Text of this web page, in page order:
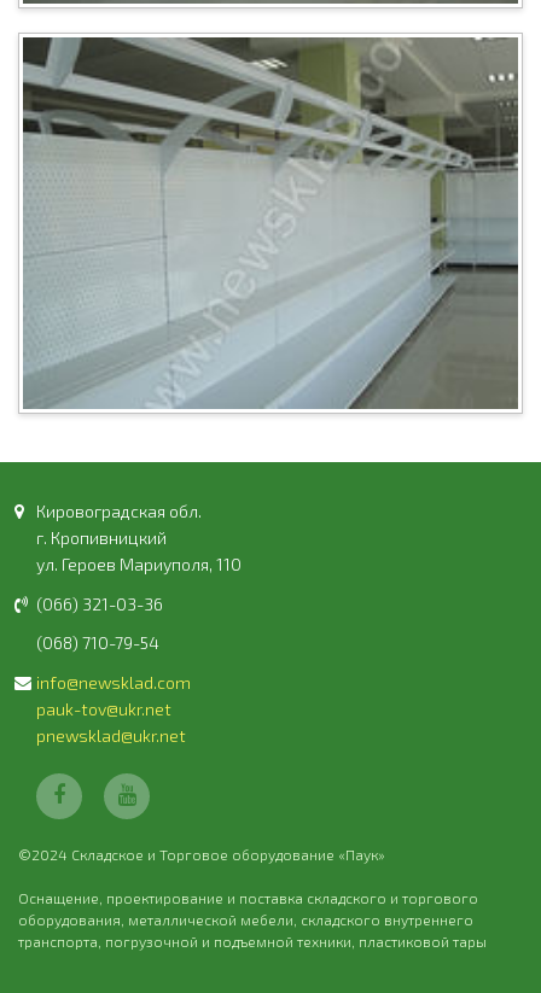
Кировоградская обл.
г. Кропивницкий
ул. Героев Мариуполя, 110
(066) 321-03-36
(068) 710-79-54
info@newsklad.com
pauk-tov@ukr.net
pnewsklad@ukr.net
©2024 Складское и Торговое оборудование «Паук»
Оснащение, проектирование и поставка складского и торгового
оборудования, металлической мебели, складского внутреннего
транспорта, погрузочной и подъемной техники, пластиковой тары